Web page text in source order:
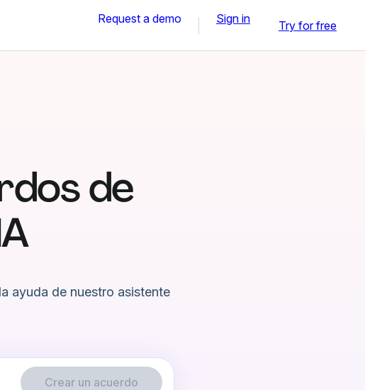
Request a demo Sign in Try for free
de
ayuda de nuestro asistente
Crear un acuerdo